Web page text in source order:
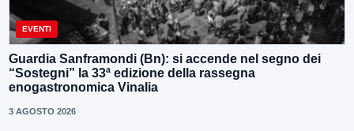
EVENTI
Guardia Sanframondi (Bn): si accende nel segno dei
“Sostegni” la 33ª edizione della rassegna
enogastronomica Vinalia
3 AGOSTO 2026